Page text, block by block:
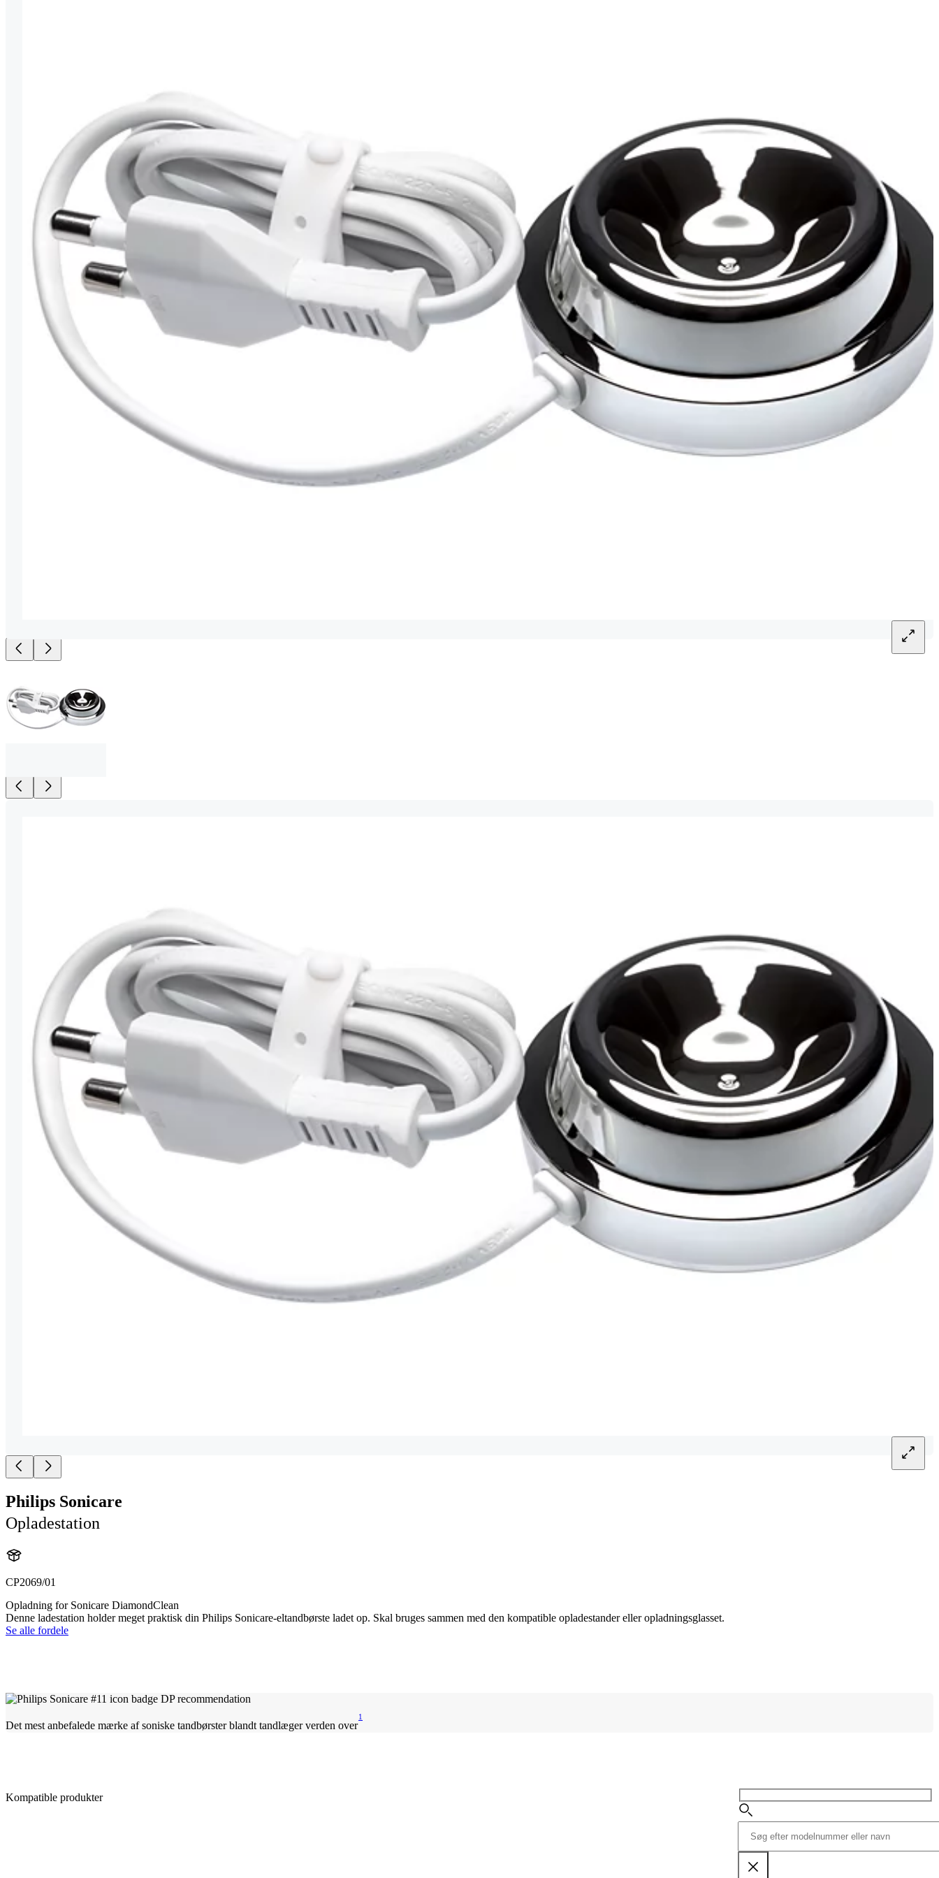
Philips Sonicare
Opladestation
CP2069/01
Opladning for Sonicare DiamondClean
Denne ladestation holder meget praktisk din Philips Sonicare-eltandbørste ladet op. Skal bruges sammen med den kompatible opladestander eller opladningsglasset.
Se alle fordele
Det mest anbefalede mærke af soniske tandbørster blandt tandlæger verden over
1
Kompatible produkter